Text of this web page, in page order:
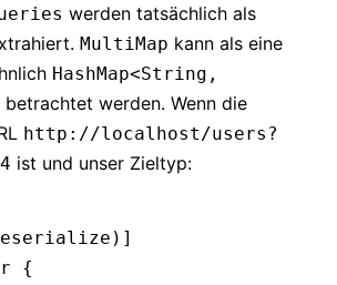
werden tatsächlich als
MultiMap kann als eine
HashMap<String,
betrachtet werden. Wenn die
http://localhost/users?
ist und unser Zieltyp:
)]
{